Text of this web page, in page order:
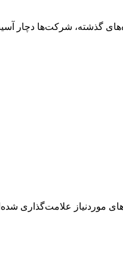
گذشته، شرکت‌ها دچار
موردنیاز علامت‌گذاری